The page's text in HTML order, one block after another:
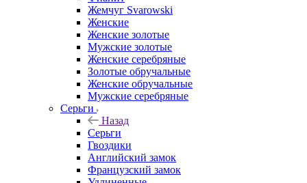
Жемчуг Svarowski
Женские
Женские золотые
Мужские золотые
Женские серебряные
Золотые обручальные
Женские обручальные
Мужские серебряные
Серьги
Назад
Серьги
Гвоздики
Английский замок
Французский замок